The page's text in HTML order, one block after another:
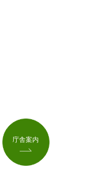
庁舎案内